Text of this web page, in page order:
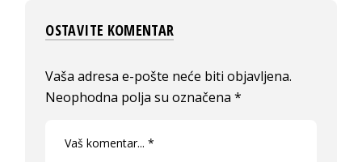
OSTAVITE KOMENTAR
Vaša adresa e-pošte neće biti objavljena.
Neophodna polja su označena*